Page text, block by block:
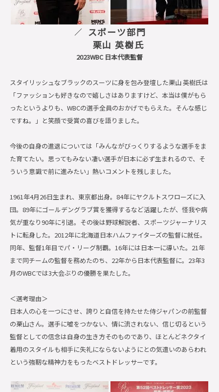
スポーツ部門
栗山 英樹氏
2023WBC 日本代表監督
スタイリッシュなブラックのスーツに身を包み登壇した栗山 英樹氏は
「ファッションも好きなので嬉しさはありますけど、本当は僕がもら
ったというよりも、WBCの選手全員のおかげでもらえた。そんな感じ
ですね。」と笑顔で受賞の喜びを語りました。
今後の自身の進退については「みんながびっくりするような選手をま
た育てたい。思ってもみない凄い選手が日本に必ず生まれるので、そ
ういう意識で前に進みたい」熱いコメントを残しました。
1961年4月26日生まれ、東京都出身。84年にヤクルトスワローズに入
団。89年にゴールデングラブ賞を獲得するなど活躍したが、怪我や病
気が重なり90年に引退。その後は野球解説者、スポーツジャーナリス
トに転身した。2012年に北海道日本ハムファイターズの監督に就任。
同年、監督1年目でパ・リーグ制覇。16年には日本一に導いた。21年
まで同チームの監督を務めたのち、22年から日本代表監督に。23年3
月のWBCでは3大会ぶりの優勝を果たした。
＜選考理由＞
日本人の心を一つにさせ、誇りと自信を持たせた侍ジャパンの前監督
の栗山さん。選手に嘘をつかない、情に流されない、信じ切るという
監督としての信念は自身の生き方そのものであり、ほとんどネクタイ
着用のスタイルも相手に失礼にならないようにとの気遣いのあらわれ
という強靭な精神力をもったベストドレッサーです。